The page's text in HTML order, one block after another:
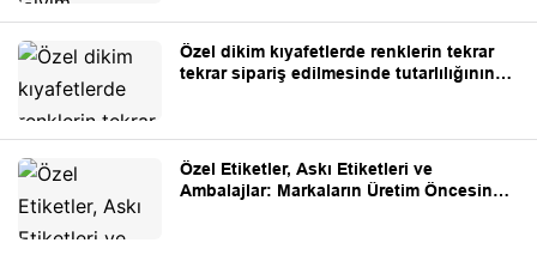
Özel dikim kıyafetlerde renklerin tekrar
tekrar sipariş edilmesinde tutarlılığının
Özel Etiketler, Askı Etiketleri ve
Ambalajlar: Markaların Üretim Öncesinde